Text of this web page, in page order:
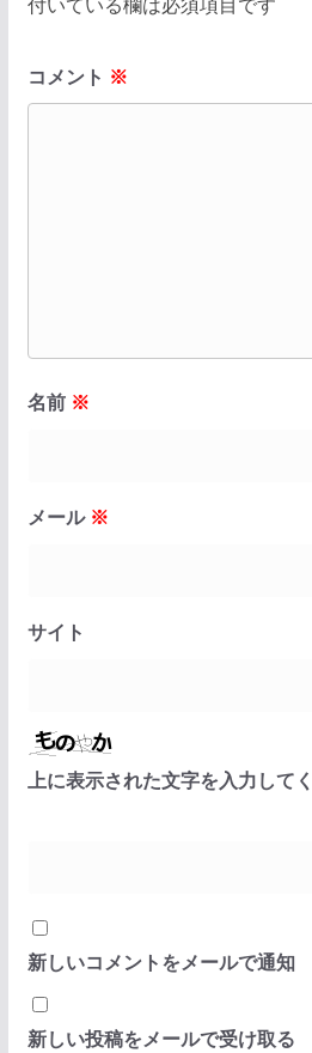
コメント ※
名前 ※
メール ※
サイト
上に表示された文字を入力してく
新しいコメントをメールで通知
新しい投稿をメールで受け取る